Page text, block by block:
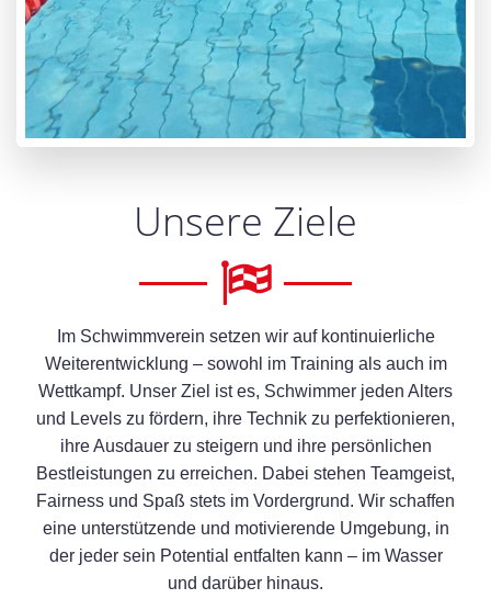
Unsere Ziele
Im Schwimmverein setzen wir auf kontinuierliche
Weiterentwicklung – sowohl im Training als auch im
Wettkampf. Unser Ziel ist es, Schwimmer jeden Alters
und Levels zu fördern, ihre Technik zu perfektionieren,
ihre Ausdauer zu steigern und ihre persönlichen
Bestleistungen zu erreichen. Dabei stehen Teamgeist,
Fairness und Spaß stets im Vordergrund. Wir schaffen
eine unterstützende und motivierende Umgebung, in
der jeder sein Potential entfalten kann – im Wasser
und darüber hinaus.